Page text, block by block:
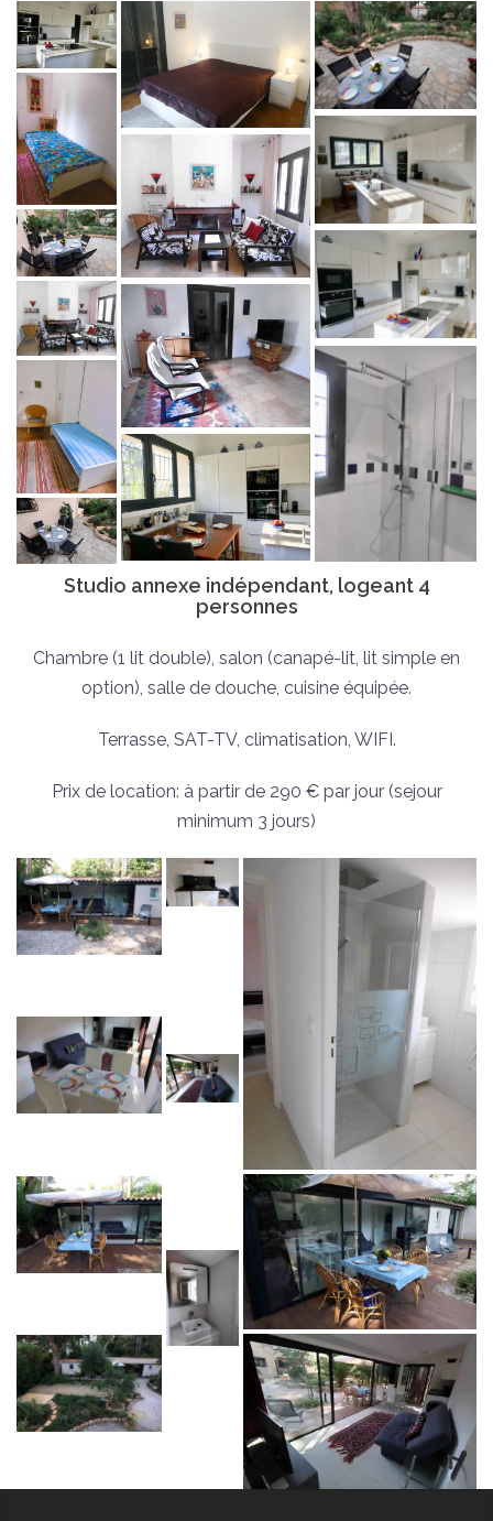
Studio annexe indépendant, logeant 4
personnes
Chambre (1 lit double), salon (canapé-lit, lit simple en
option), salle de douche, cuisine équipée.
Terrasse, SAT-TV, climatisation, WIFI.
Prix de location: à partir de 290 € par jour (sejour
minimum 3 jours)